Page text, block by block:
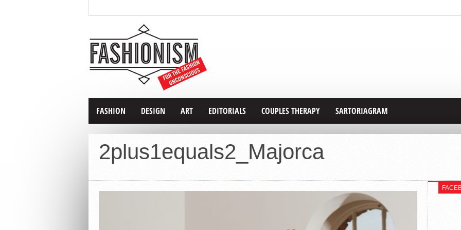
FASHION DESIGN ART EDITORIALS COUPLES THERAPY SARTORIAGRAM
2plus1equals2_Majorca